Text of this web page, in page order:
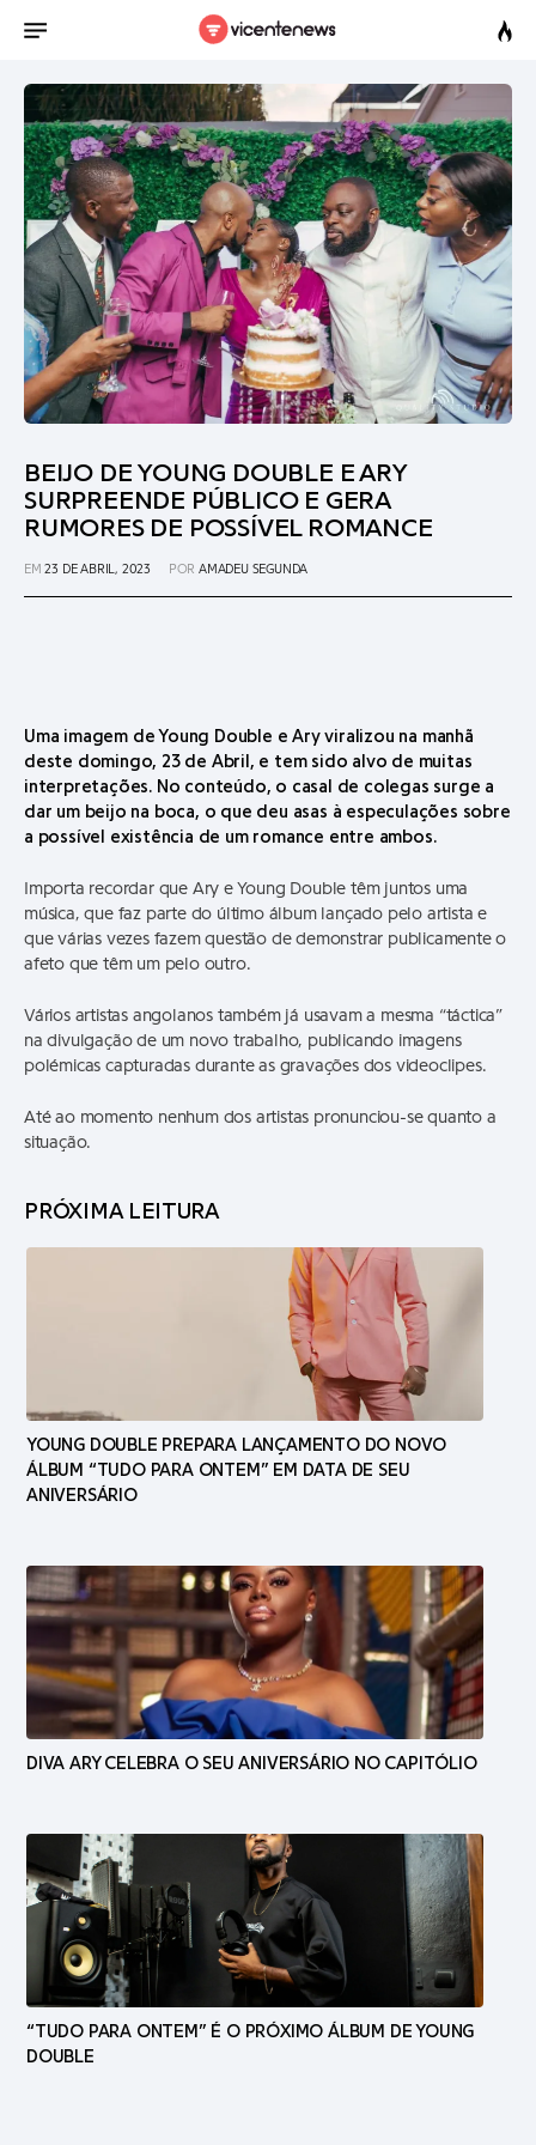
BEIJO DE YOUNG DOUBLE E ARY
SURPREENDE PÚBLICO E GERA
RUMORES DE POSSÍVEL ROMANCE
EM23 DE ABRIL, 2023 PORAMADEU SEGUNDA
Uma imagem de Young Double e Ary viralizou na manhã
deste domingo, 23 de Abril, e tem sido alvo de muitas
interpretações. No conteúdo, o casal de colegas surge a
dar um beijo na boca, o que deu asas à especulações sobre
a possível existência de um romance entre ambos.
Importa recordar que Ary e Young Double têm juntos uma
música, que faz parte do último álbum lançado pelo artista e
que várias vezes fazem questão de demonstrar publicamente o
afeto que têm um pelo outro.
Vários artistas angolanos também já usavam a mesma “táctica”
na divulgação de um novo trabalho, publicando imagens
polémicas capturadas durante as gravações dos videoclipes.
Até ao momento nenhum dos artistas pronunciou-se quanto a
situação.
PRÓXIMA LEITURA
YOUNG DOUBLE PREPARA LANÇAMENTO DO NOVO
ÁLBUM “TUDO PARA ONTEM” EM DATA DE SEU
ANIVERSÁRIO
DIVA ARY CELEBRA O SEU ANIVERSÁRIO NO CAPITÓLIO
“TUDO PARA ONTEM” É O PRÓXIMO ÁLBUM DE YOUNG
DOUBLE